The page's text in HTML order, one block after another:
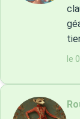
le